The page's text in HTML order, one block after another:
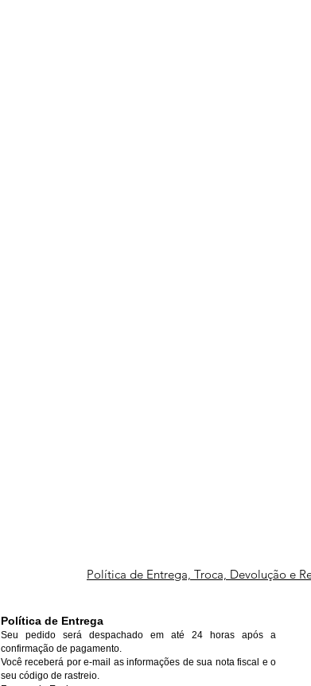
Política de Entrega, Troca, Devolução e
Política de Entrega
Seu pedido será despachado em até 24 horas após a
confirmação de pagamento.
Você receberá por e-mail as informações de sua nota fiscal e o
seu código de rastreio.